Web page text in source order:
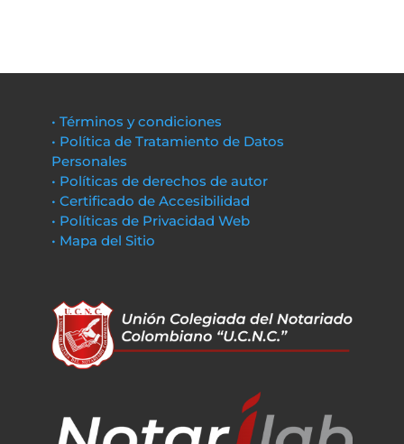
• Términos y condiciones
• Política de Tratamiento de Datos
Personales
• Políticas de derechos de autor
• Certificado de Accesibilidad
• Políticas de Privacidad Web
• Mapa del Sitio